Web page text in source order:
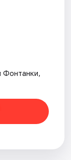
Фонтанки,